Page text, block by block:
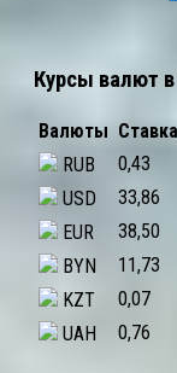
Курсы валют
Валюты Ставка
RUB
0,43
USD
33,86
EUR
38,50
BYN
11,73
KZT
0,07
UAH
0,76